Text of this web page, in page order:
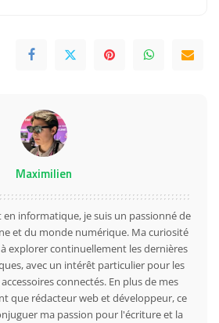
Maximilien
informatique, je suis un passionné de
et du monde numérique. Ma curiosité
explorer continuellement les dernières
avec un intérêt particulier pour les
connectés. En plus de mes
que rédacteur web et développeur, ce
ma passion pour l'écriture et la